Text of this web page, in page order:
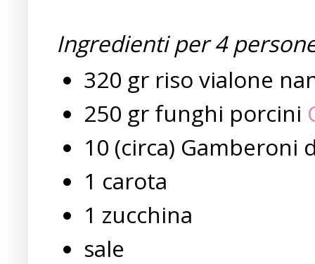
Ingredienti per 4
320 gr riso vialone
250 gr funghi porcini
10 (circa) Gamberoni
1 carota
1 zucchina
sale